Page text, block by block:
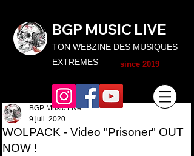
TON WEBZINE DES MUSIQUES
EXTREMES
BGP MUSIC LIVE
since 2019
WOLPACK - Video "Prisoner" OUT
NOW !
BGP Music Live
9 juil. 2020